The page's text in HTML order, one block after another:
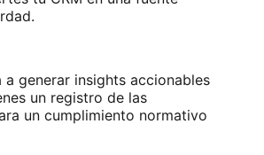
a generar insights accionables
un registro de las
un cumplimiento normativo